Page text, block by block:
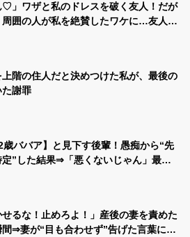
♡」ワザと私のドレスを破く友人！だが
周囲の人が私を絶賛したワケに…友人
階の住人だと決めつけた私が、最後の
た謝罪
歳ババア】と見下す後輩！愚痴から“先
”した結果⇒「悪くないじゃん」最悪
せるな！止めろよ！」産後の妻を責めた
間⇒妻が“目も合わせず”告げた言葉に…